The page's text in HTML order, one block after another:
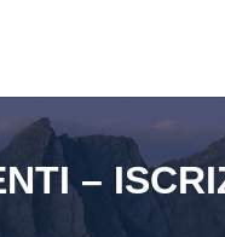
–